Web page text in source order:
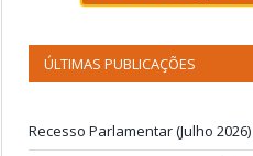
ÚLTIMAS PUBLICAÇÕES
Recesso Parlamentar (Julho 2026)